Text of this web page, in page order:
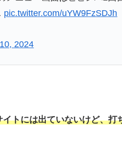
pic.twitter.com/uYW9FzSDJh
2024
イトには出ていないけど、打